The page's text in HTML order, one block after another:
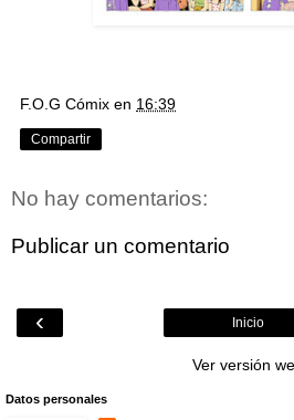
F.O.G Cómix en 16:39
Compartir
No hay comentarios:
Publicar un comentario
‹ Inicio
Ver versión
Datos personales